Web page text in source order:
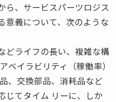
ら、サービスパーツロジス
意義について、次のような
どライフの長い、複雑な構
ベイラビリティ（稼働率）
、交換部品、消耗品など
じてタイム リーに、しか